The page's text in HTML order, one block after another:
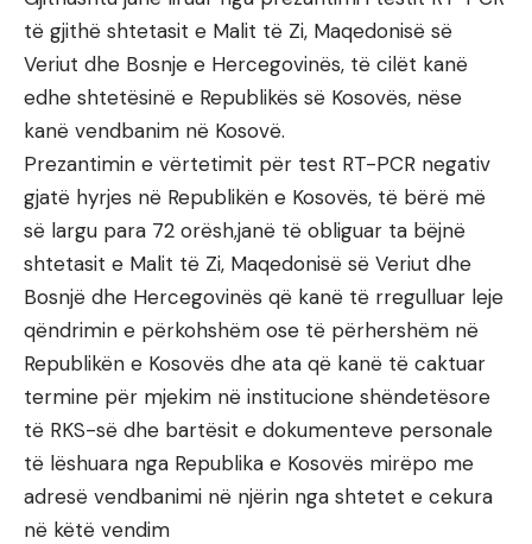
të gjithë shtetasit e Malit të Zi, Maqedonisë së
Veriut dhe Bosnje e Hercegovinës, të cilët kanë
edhe shtetësinë e Republikës së Kosovës, nëse
kanë vendbanim në Kosovë.
Prezantimin e vërtetimit për test RT-PCR negativ
gjatë hyrjes në Republikën e Kosovës, të bërë më
së largu para 72 orësh,janë të obliguar ta bëjnë
shtetasit e Malit të Zi, Maqedonisë së Veriut dhe
Bosnjë dhe Hercegovinës që kanë të rregulluar leje
qëndrimin e përkohshëm ose të përhershëm në
Republikën e Kosovës dhe ata që kanë të caktuar
termine për mjekim në institucione shëndetësore
të RKS-së dhe bartësit e dokumenteve personale
të lëshuara nga Republika e Kosovës mirëpo me
adresë vendbanimi në njërin nga shtetet e cekura
në këtë vendim